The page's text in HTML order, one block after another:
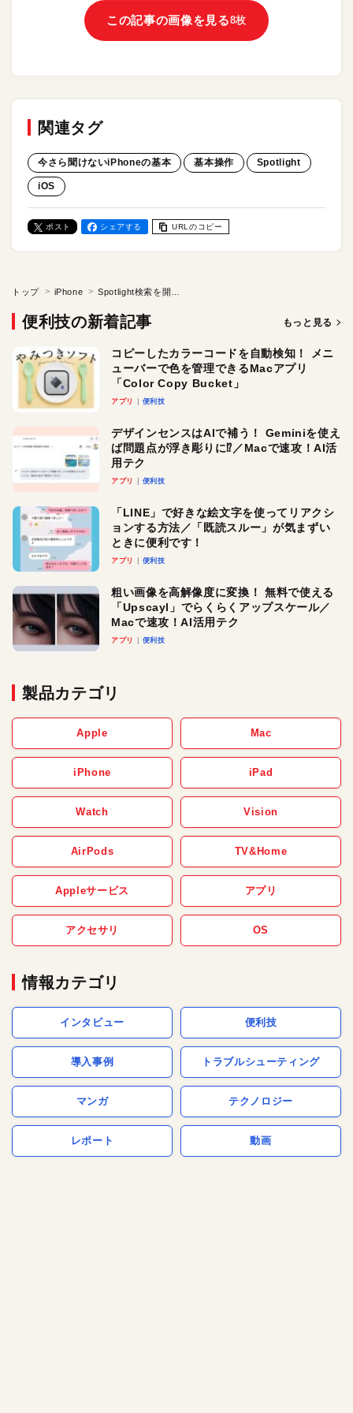
この記事の画像を見る8枚
関連タグ
今さら聞けないiPhoneの基本 基本操作 Spotlight
iOS
ポスト シェアする URLのコピー
トップ iPhone
便利技の新着記事 もっと見る
コピーしたカラーコードを自動検知！ メニ
ューバーで色を管理できるMacアプリ
「Color Copy Bucket」
アプリ 便利技
デザインセンスはAIで補う！ Geminiを使え
ば問題点が浮き彫りに⁉︎／Macで速攻！AI活
用テク
アプリ 便利技
「LINE」で好きな絵文字を使ってリアクシ
ョンする方法／「既読スルー」が気まずい
ときに便利です！
アプリ 便利技
粗い画像を高解像度に変換！ 無料で使える
「Upscayl」でらくらくアップスケール／
Macで速攻！AI活用テク
アプリ 便利技
製品カテゴリ
Apple Mac
iPhone iPad
Watch Vision
AirPods TV&Home
Appleサービス アプリ
アクセサリ OS
情報カテゴリ
インタビュー 便利技
導入事例 トラブルシューティング
マンガ テクノロジー
レポート 動画